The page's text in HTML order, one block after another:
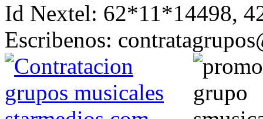
Id Nextel: 62*11*14498,
Escribenos: